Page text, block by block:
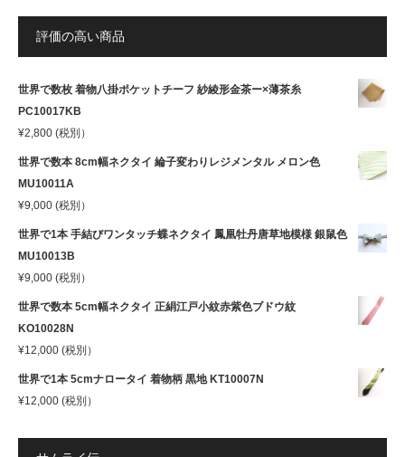
評価の高い商品
世界で数枚 着物八掛ポケットチーフ 紗綾形金茶ー×薄茶糸
PC10017KB
¥2,800 (税別）
世界で数本 8cm幅ネクタイ 綸子変わりレジメンタル メロン色
MU10011A
¥9,000 (税別）
世界で1本 手結びワンタッチ蝶ネクタイ 鳳凰牡丹唐草地模様 銀鼠色
MU10013B
¥9,000 (税別）
世界で数本 5cm幅ネクタイ 正絹江戸小紋赤紫色ブドウ紋
KO10028N
¥12,000 (税別）
世界で1本 5cmナロータイ 着物柄 黒地 KT10007N
¥12,000 (税別）